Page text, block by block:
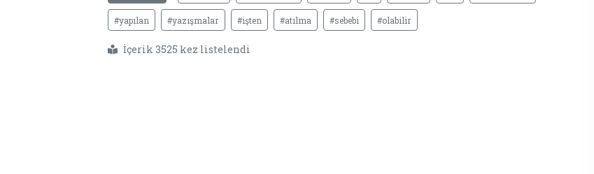
#yapılan #yazışmalar #işten #atılma #sebebi #olabilir
İçerik 3525 kez listelendi